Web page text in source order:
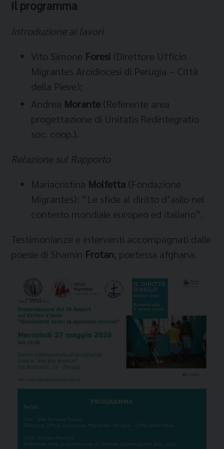
Il programma
Introduzione ai lavori
Vito Simone Foresi (Direttore Ufficio
Migrantes Arcidiocesi di Perugia – Città
della Pieve);
Andrea Morante (Referente area
progettazione di Unitatis Redintegratio
soc. coop.).
Relazione sul Rapporto
Mariacristina Molfetta (Fondazione
Migrantes): “Le sfide al diritto d’asilo nel
contesto mondiale europeo ed italiano”.
Testimonianze e interventi accompagnati dalle
poesie di Shamin Frotan, poetessa afghana.